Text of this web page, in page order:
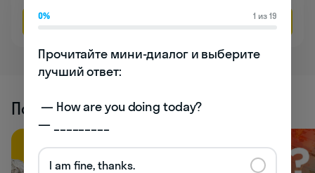
Похожие статьи
0% 1 из 19
Прочитайте мини-диалог и выберите
лучший ответ:
— _________
I am fine, thanks.